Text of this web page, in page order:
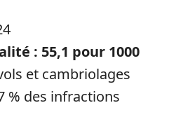
: 55,1 pour 1000
et cambriolages
% des infractions